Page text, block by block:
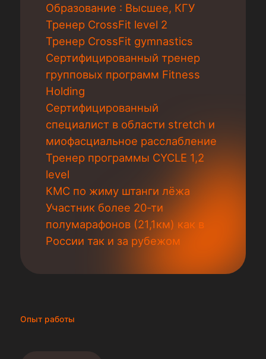
Образование : Высшее, КГУ
Тренер CrossFit level 2
Тренер CrossFit gymnastics
Сертифицированный тренер
групповых программ Fitness
Holding
Сертифицированный
специалист в области stretch и
миофасциальное расслабление
Тренер программы CYCLE 1,2
level
КМС по жиму штанги лёжа
Участник более 20-ти
полумарафонов (21,1км) как в
России так и за рубежом
Опыт работы